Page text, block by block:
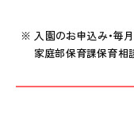
入園のお申込み・毎
家庭部保育課保育相